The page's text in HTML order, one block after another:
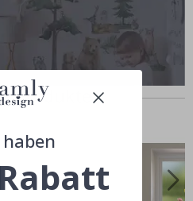
Produkte
haben